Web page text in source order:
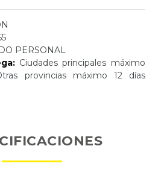
PERSONAL
Ciudades principales máximo
provincias máximo 12 días